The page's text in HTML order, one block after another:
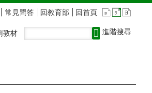
常見問答 回教育部 回首頁
進階搜尋
教材